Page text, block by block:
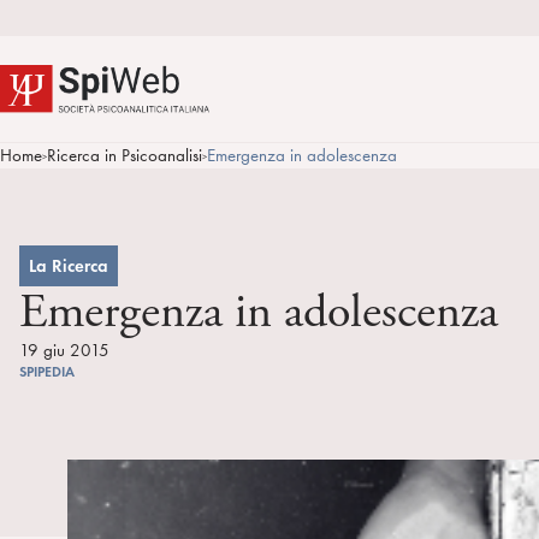
Home>Ricerca in Psicoanalisi>Emergenza in adolescenza
La Ricerca
Emergenza in adolescenza
19 giu 2015
SPIPEDIA